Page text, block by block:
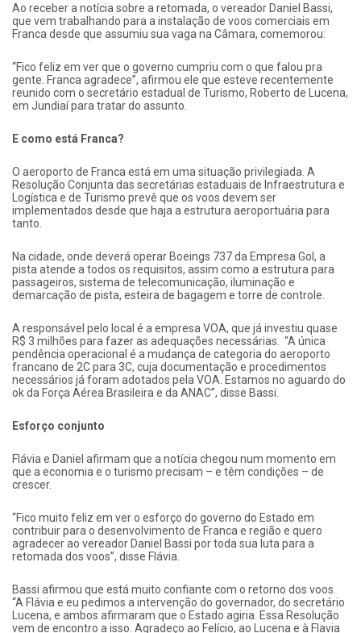
Ao receber a notícia sobre a retomada, o vereador Daniel Bassi,
que vem trabalhando para a instalação de voos comerciais em
Franca desde que assumiu sua vaga na Câmara, comemorou:
“Fico feliz em ver que o governo cumpriu com o que falou pra
gente. Franca agradece”, afirmou ele que esteve recentemente
reunido com o secretário estadual de Turismo, Roberto de Lucena,
em Jundiaí para tratar do assunto.
E como está Franca?
O aeroporto de Franca está em uma situação privilegiada. A
Resolução Conjunta das secretárias estaduais de Infraestrutura e
Logística e de Turismo prevê que os voos devem ser
implementados desde que haja a estrutura aeroportuária para
tanto.
Na cidade, onde deverá operar Boeings 737 da Empresa Gol, a
pista atende a todos os requisitos, assim como a estrutura para
passageiros, sistema de telecomunicação, iluminação e
demarcação de pista, esteira de bagagem e torre de controle.
A responsável pelo local é a empresa VOA, que já investiu quase
R$ 3 milhões para fazer as adequações necessárias. “A única
pendência operacional é a mudança de categoria do aeroporto
francano de 2C para 3C, cuja documentação e procedimentos
necessários já foram adotados pela VOA. Estamos no aguardo do
ok da Força Aérea Brasileira e da ANAC”, disse Bassi.
Esforço conjunto
Flávia e Daniel afirmam que a notícia chegou num momento em
que a economia e o turismo precisam – e têm condições – de
crescer.
“Fico muito feliz em ver o esforço do governo do Estado em
contribuir para o desenvolvimento de Franca e região e quero
agradecer ao vereador Daniel Bassi por toda sua luta para a
retomada dos voos”, disse Flávia.
Bassi afirmou que está muito confiante com o retorno dos voos.
“A Flávia e eu pedimos a intervenção do governador, do secretário
Lucena, e ambos afirmaram que o Estado agiria. Essa Resolução
vem de encontro a isso. Agradeço ao Felício, ao Lucena e à Flavia